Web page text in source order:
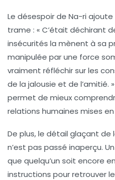
Le désespoir de Na-ri
trame : « C’était déchirant
insécurités la mènent à sa
manipulée par une force
vraiment réfléchir sur les
de la jalousie et de l’amitié.
permet de mieux
relations humaines mises
De plus, le détail glaçant de
n’est pas passé inaperçu.
que quelqu’un soit encore
instructions pour retrouver